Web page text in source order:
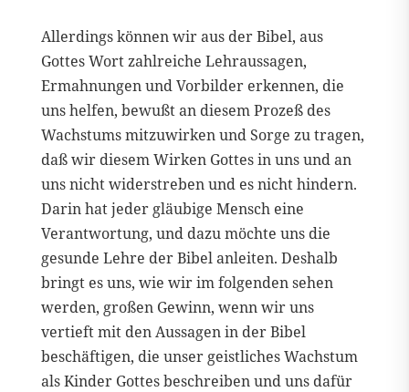
Allerdings können wir aus der Bibel, aus
Gottes Wort zahlreiche Lehraussagen,
Ermahnungen und Vorbilder erkennen, die
uns helfen, bewußt an diesem Prozeß des
Wachstums mitzuwirken und Sorge zu tragen,
daß wir diesem Wirken Gottes in uns und an
uns nicht widerstreben und es nicht hindern.
Darin hat jeder gläubige Mensch eine
Verantwortung, und dazu möchte uns die
gesunde Lehre der Bibel anleiten. Deshalb
bringt es uns, wie wir im folgenden sehen
werden, großen Gewinn, wenn wir uns
vertieft mit den Aussagen in der Bibel
beschäftigen, die unser geistliches Wachstum
als Kinder Gottes beschreiben und uns dafür